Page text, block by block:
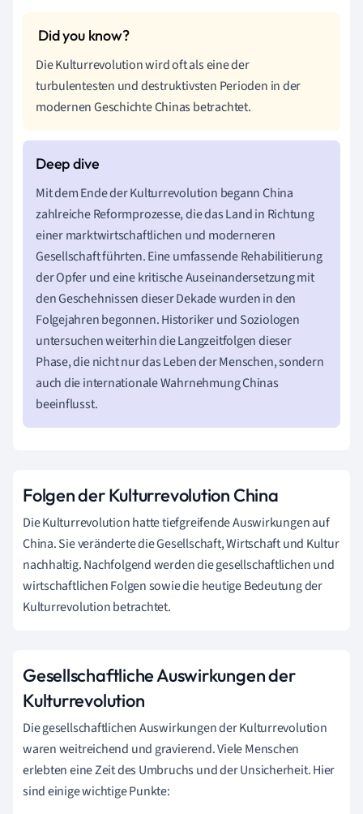
Die Kulturrevolution wird oft als eine der
turbulentesten und destruktivsten Perioden in der
modernen Geschichte Chinas betrachtet.
Mit dem Ende der Kulturrevolution begann China
zahlreiche Reformprozesse, die das Land in Richtung
einer marktwirtschaftlichen und moderneren
Gesellschaft führten. Eine umfassende Rehabilitierung
der Opfer und eine kritische Auseinandersetzung mit
den Geschehnissen dieser Dekade wurden in den
Folgejahren begonnen. Historiker und Soziologen
untersuchen weiterhin die Langzeitfolgen dieser
Phase, die nicht nur das Leben der Menschen, sondern
auch die internationale Wahrnehmung Chinas
beeinflusst.
Folgen der Kulturrevolution China
Die Kulturrevolution hatte tiefgreifende Auswirkungen auf
China. Sie veränderte die Gesellschaft, Wirtschaft und Kultur
nachhaltig. Nachfolgend werden die gesellschaftlichen und
wirtschaftlichen Folgen sowie die heutige Bedeutung der
Kulturrevolution betrachtet.
Gesellschaftliche Auswirkungen der
Kulturrevolution
Die gesellschaftlichen Auswirkungen der Kulturrevolution
waren weitreichend und gravierend. Viele Menschen
erlebten eine Zeit des Umbruchs und der Unsicherheit. Hier
sind einige wichtige Punkte: